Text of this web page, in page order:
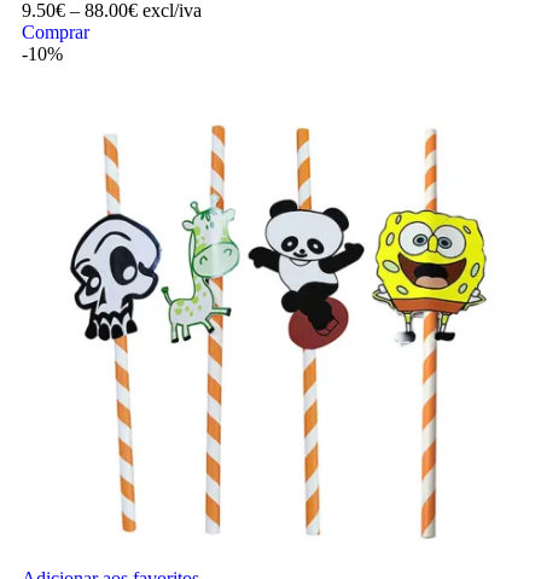
9.50€ – 88.00€ excl/iva
Comprar
-10%